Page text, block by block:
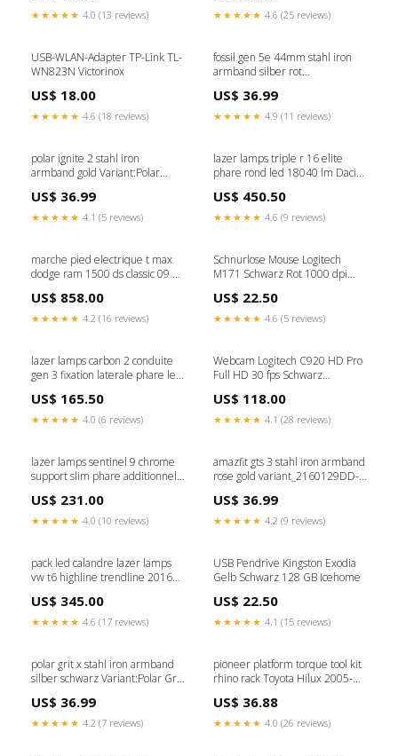
★★★★★ 4.0 (13 reviews) ★★★★★ 4.6 (25 reviews)
USB-WLAN-Adapter TP-Link TL-
WN823N Victorinox
US$ 18.00
★★★★★ 4.6 (18 reviews)
fossil gen 5e 44mm stahl iron
armband silber rot
US$ 36.99
★★★★★ 4.9 (11 reviews)
polar ignite 2 stahl iron
armband gold Variant:Polar
US$ 36.99
★★★★★ 4.1 (5 reviews)
lazer lamps triple r 16 elite
phare rond led 18040 lm Dacia
US$ 450.50
★★★★★ 4.6 (9 reviews)
marche pied electrique t max
dodge ram 1500 ds classic 09 18
2018+
US$ 858.00
★★★★★ 4.2 (16 reviews)
Schnurlose Mouse Logitech
M171 Schwarz Rot 1000 dpi
US$ 22.50
★★★★★ 4.6 (5 reviews)
lazer lamps carbon 2 conduite
gen 3 fixation laterale phare led
US$ 165.50
★★★★★ 4.0 (6 reviews)
Webcam Logitech C920 HD Pro
Full HD 30 fps Schwarz
US$ 118.00
★★★★★ 4.1 (28 reviews)
lazer lamps sentinel 9 chrome
support slim phare additionnel
US$ 231.00
★★★★★ 4.0 (10 reviews)
amazfit gts 3 stahl iron armband
rose gold variant_2160129DD-
US$ 36.99
★★★★★ 4.2 (9 reviews)
pack led calandre lazer lamps
vw t6 highline trendline 2016
US$ 345.00
★★★★★ 4.6 (17 reviews)
USB Pendrive Kingston Exodia
Gelb Schwarz 128 GB Icehome
US$ 22.50
★★★★★ 4.1 (15 reviews)
polar grit x stahl iron armband
silber schwarz Variant:Polar Grit
US$ 36.99
★★★★★ 4.2 (7 reviews)
pioneer platform torque tool kit
rhino rack Toyota Hilux 2005-
US$ 36.88
★★★★★ 4.0 (26 reviews)